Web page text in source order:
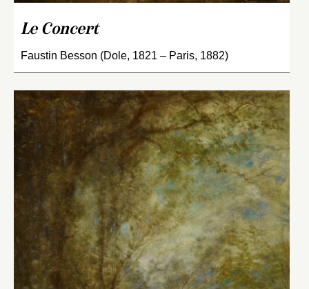
Le Concert
Faustin Besson (Dole, 1821 – Paris, 1882)